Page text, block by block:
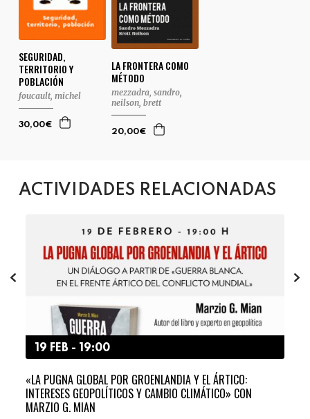
SEGURIDAD,
TERRITORIO Y
POBLACIÓN
foucault, michel
30,00€
LA FRONTERA COMO
MÉTODO
mezzadra, sandro,
neilson, brett
20,00€
ACTIVIDADES RELACIONADAS
19 FEB - 19:00
«LA PUGNA GLOBAL POR GROENLANDIA Y EL ÁRTICO:
INTERESES GEOPOLÍTICOS Y CAMBIO CLIMÁTICO» CON
MARZIO G. MIAN